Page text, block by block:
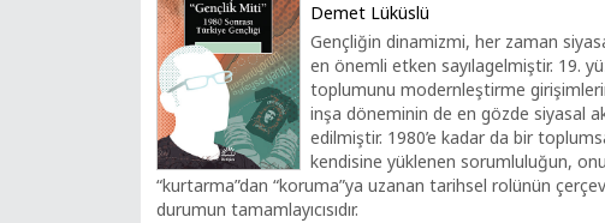
Demet Lüküslü
Gençliğin dinamizmi, her zaman
en önemli etken sayılagelmiştir. 19.
toplumunu modernleştirme
inşa döneminin de en gözde siyasal
edilmiştir. 1980’e kadar da bir
kendisine yüklenen sorumluluğun,
“kurtarma”dan “koruma”ya uzanan tarihsel rolünün
durumun tamamlayıcısıdır.